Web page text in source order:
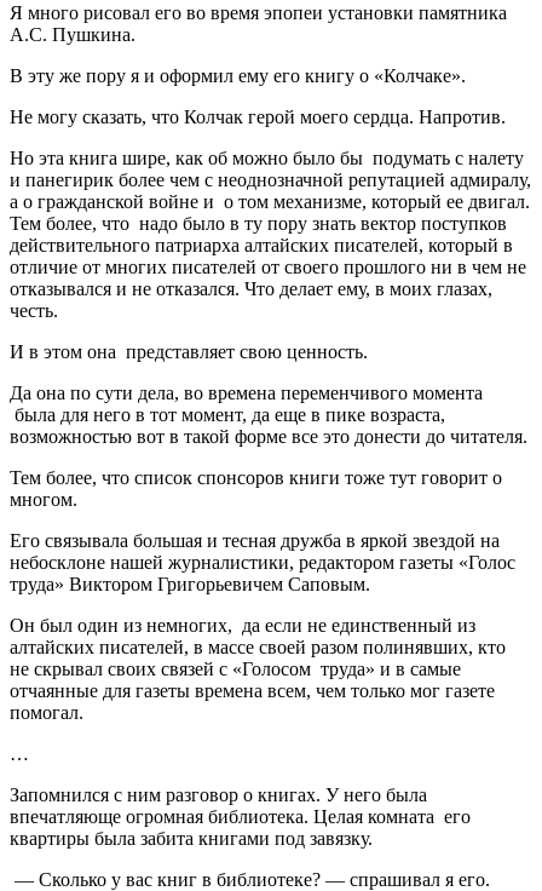
Я много рисовал его во время эпопеи установки памятника
А.С. Пушкина.
В эту же пору я и оформил ему его книгу о «Колчаке».
Не могу сказать, что Колчак герой моего сердца. Напротив.
Но эта книга шире, как об можно было бы подумать с налету
и панегирик более чем с неоднозначной репутацией адмиралу,
а о гражданской войне и о том механизме, который ее двигал.
Тем более, что надо было в ту пору знать вектор поступков
действительного патриарха алтайских писателей, который в
отличие от многих писателей от своего прошлого ни в чем не
отказывался и не отказался. Что делает ему, в моих глазах,
честь.
И в этом она представляет свою ценность.
Да она по сути дела, во времена переменчивого момента
была для него в тот момент, да еще в пике возраста,
возможностью вот в такой форме все это донести до читателя.
Тем более, что список спонсоров книги тоже тут говорит о
многом.
Его связывала большая и тесная дружба в яркой звездой на
небосклоне нашей журналистики, редактором газеты «Голос
труда» Виктором Григорьевичем Саповым.
Он был один из немногих, да если не единственный из
алтайских писателей, в массе своей разом полинявших, кто
не скрывал своих связей с «Голосом труда» и в самые
отчаянные для газеты времена всем, чем только мог газете
помогал.
…
Запомнился с ним разговор о книгах. У него была
впечатляюще огромная библиотека. Целая комната его
квартиры была забита книгами под завязку.
— Сколько у вас книг в библиотеке? — спрашивал я его.